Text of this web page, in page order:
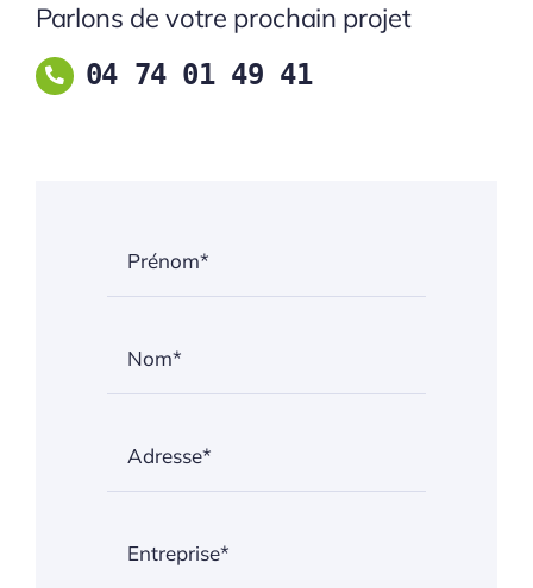
Parlons de votre prochain projet
04 74 01 49 41